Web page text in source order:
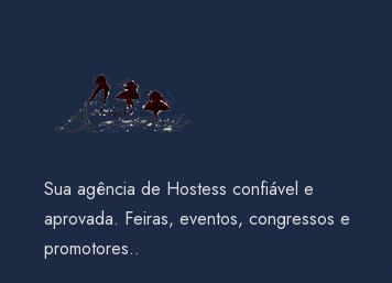
Sua agência de Hostess confiável e
aprovada. Feiras, eventos, congressos e
promotores..